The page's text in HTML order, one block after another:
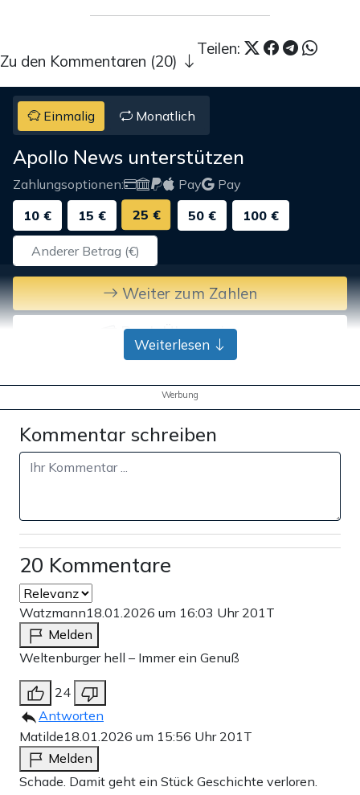
Teilen:
Zu den Kommentaren (20)
Einmalig Monatlich
Apollo News unterstützen
Zahlungsoptionen: Pay
Pay
10 €
15 € 25 € 50 € 100 €
Weiter zum Zahlen
Bank-Überweisung
Weiterlesen
Werbung
Kommentar schreiben
20 Kommentare
Watzmann18.01.2026 um 16:03 Uhr 201T
Melden
Weltenburger hell – Immer ein Genuß
24
Antworten
Matilde18.01.2026 um 15:56 Uhr 201T
Melden
Schade. Damit geht ein Stück Geschichte verloren.